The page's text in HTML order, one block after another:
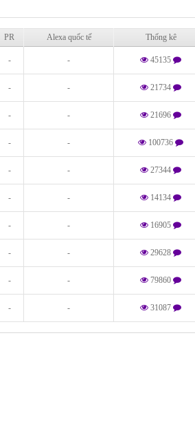
PR Alexa quốc tế Thống kê
- - 45135
- - 21734
- - 21696
- - 100736
- - 27344
- - 14134
- - 16905
- - 29628
- - 79860
- - 31087